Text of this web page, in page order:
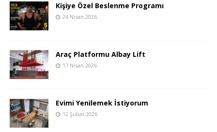
Kişiye Özel Beslenme Programı
24 Nisan 2026
Araç Platformu Albay Lift
17 Nisan 2026
Evimi Yenilemek İstiyorum
12 Şubat 2026